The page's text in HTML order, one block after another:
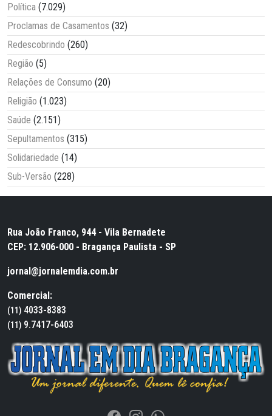
Política (7.029)
Proclamas de Casamentos (32)
Redescobrindo (260)
Região (5)
Relações de Consumo (20)
Religião (1.023)
Saúde (2.151)
Sepultamentos (315)
Solidariedade (14)
Sub-Versão (228)
Rua João Franco, 944 - Vila Bernadete
CEP: 12.906-000 - Bragança Paulista - SP
jornal@jornalemdia.com.br
Comercial:
(11) 4033-8383
(11) 9.7417-6403